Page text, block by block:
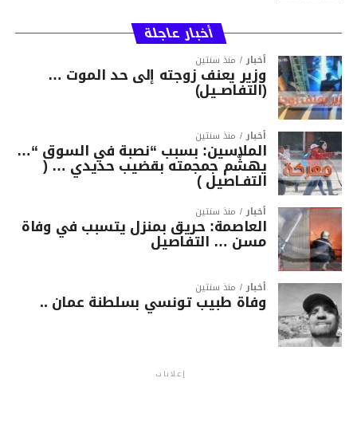
أخبار عاجلة
أخبار منذ سنتين
وزير يعنف زوجته إلى حد الموت …
(التفاصــيل)
أخبار منذ سنتين
الملاسين: بسبب “نصبة في السوق “…
يهشّم جمجمته بقضيب حديدي … (
التفـاصيل )
أخبار منذ سنتين
العاصمة: حريق بمنزل يتسبب في وفاة
مسن … التفاصيل
أخبار منذ سنتين
وفاة طبيب تونسي بسلطنة عمان ..
إعلانات